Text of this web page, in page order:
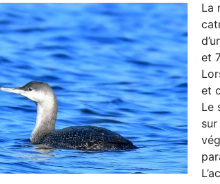
La
et
et
Le